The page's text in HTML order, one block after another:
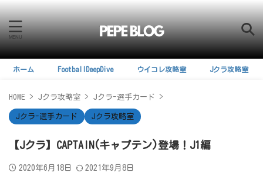
ホーム FootballDeepDive ウイコレ攻略室 Jクラ攻略室
HOME > Jクラ攻略室 > Jクラ-選手カード >
Jクラ-選手カード Jクラ攻略室
【Jクラ】CAPTAIN(キャプテン)登場！J1編
2020年6月18日 2021年9月8日